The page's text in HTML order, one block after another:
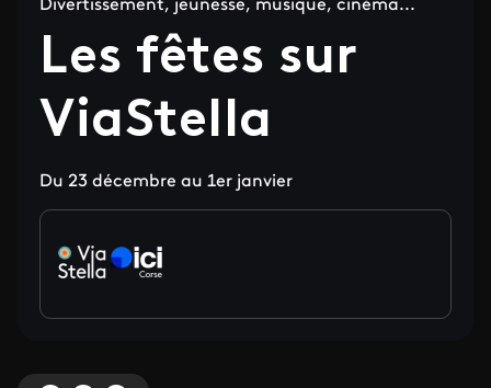
Divertissement, jeunesse, musique, cinéma...
Les fêtes sur
ViaStella
Du 23 décembre au 1er janvier